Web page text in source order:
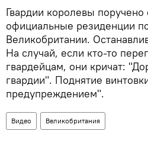
Гвардии королевы поручено
официальные резиденции
Великобритании.
На случай, если кто-то
гвардейцам, они кричат:
гвардии". Поднятие
предупреждением".
Видео Великобритания